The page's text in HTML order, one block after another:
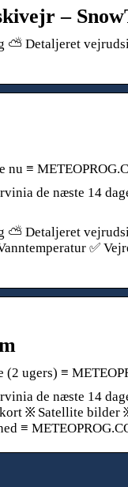
–
Detaljeret
≡
de næste 14
Detaljeret
✅
ugers) ≡
de næste 14
፠ Satellite bilder
≡